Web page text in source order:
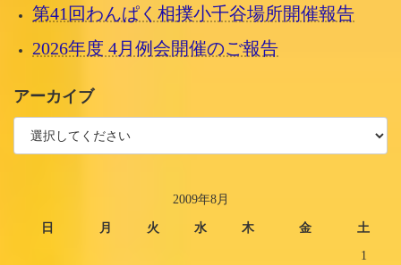
第41回わんぱく相撲小千谷場所開催報告
2026年度 4月例会開催のご報告
アーカイブ
2009年8月
日 月 火 水 木 金 土
1